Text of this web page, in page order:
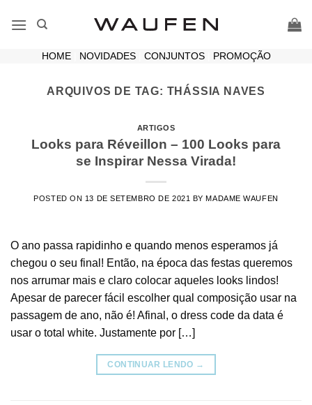
HOME| NOVIDADES| CONJUNTOS| PROMOÇÃO
ARQUIVOS DE TAG: THÁSSIA NAVES
ARTIGOS
Looks para Réveillon – 100 Looks para
se Inspirar Nessa Virada!
POSTED ON 13 DE SETEMBRO DE 2021 BYMADAME WAUFEN
O ano passa rapidinho e quando menos esperamos já
chegou o seu final! Então, na época das festas queremos
nos arrumar mais e claro colocar aqueles looks lindos!
Apesar de parecer fácil escolher qual composição usar na
passagem de ano, não é! Afinal, o dress code da data é
usar o total white. Justamente por […]
CONTINUAR LENDO →